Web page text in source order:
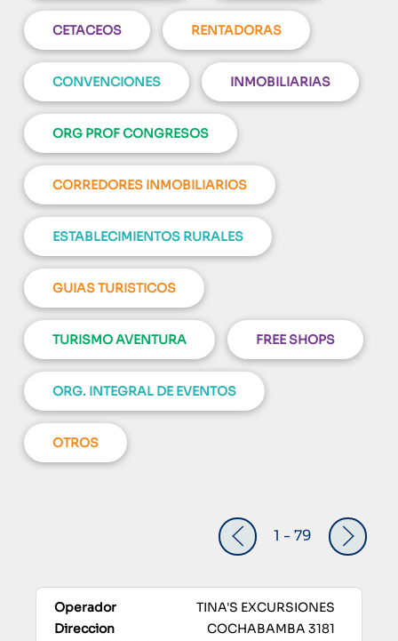
CETACEOS RENTADORAS
CONVENCIONES INMOBILIARIAS
ORG PROF CONGRESOS
CORREDORES INMOBILIARIOS
ESTABLECIMIENTOS RURALES
GUIAS TURISTICOS
TURISMO AVENTURA FREE SHOPS
ORG. INTEGRAL DE EVENTOS
OTROS
1 - 79
TINA'S EXCURSIONES
COCHABAMBA 3181